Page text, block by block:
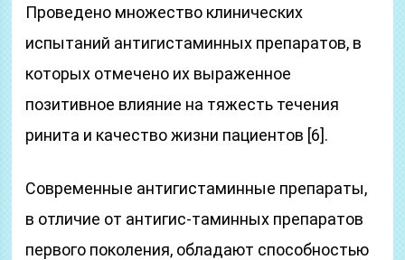
Проведено множество клинических
испытаний антигистаминных препаратов, в
которых отмечено их выраженное
позитивное влияние на тяжесть течения
ринита и качество жизни пациентов [6].
Современные антигистаминные препараты,
в отличие от антигис-таминных препаратов
первого поколения, обладают способностью